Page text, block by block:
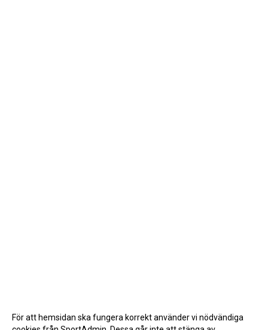
För att hemsidan ska fungera korrekt använder vi nödvändiga